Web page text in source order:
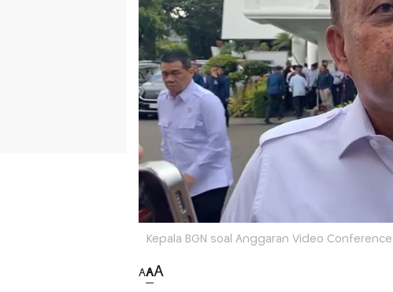
Kepala BGN soal Anggaran Video
AAA